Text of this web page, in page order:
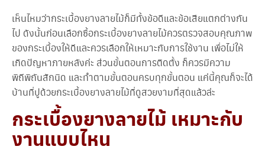
เห็นไหมว่ากระเบื้องยางลายไม้ก็มีทั้งข้อดีและข้อเสียแตกต่างกัน
ไป ดังนั้นก่อนเลือกซื้อกระเบื้องยางลายไม้ควรตรวจสอบคุณภาพ
ของกระเบื้องให้ดีและควรเลือกให้เหมาะกับการใช้งาน เพื่อไม่ให้
เกิดปัญหาภายหลังค่ะ ส่วนขั้นตอนการติดตั้ง ก็ควรมีความ
พิถีพิถันสักนิด และทำตามขั้นตอนครบทุกขั้นตอน แค่นี้คุณก็จะได้
บ้านที่ปูด้วยกระเบื้องยางลายไม้ที่ดูสวยงามที่สุดแล้วล่ะ
กระเบื้องยางลายไม้ เหมาะกับ
งานแบบไหน